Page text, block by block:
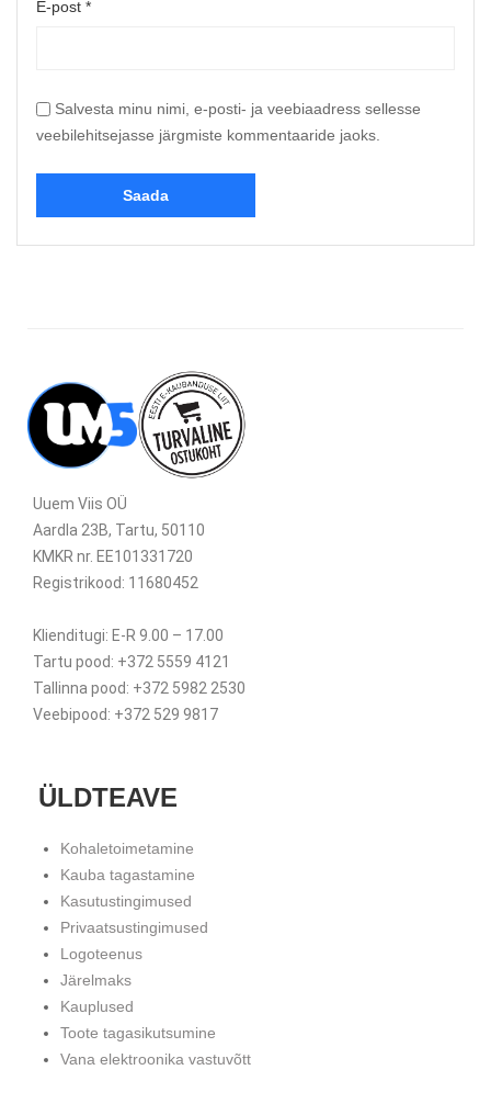
E-post *
Salvesta minu nimi, e-posti- ja veebiaadress sellesse
veebilehitsejasse järgmiste kommentaaride jaoks.
Uuem Viis OÜ
Aardla 23B, Tartu, 50110
KMKR nr. EE101331720
Registrikood: 11680452
Klienditugi: E-R 9.00 – 17.00
Tartu pood: +372 5559 4121
Tallinna pood: +372 5982 2530
Veebipood: +372 529 9817
ÜLDTEAVE
Kohaletoimetamine
Kauba tagastamine
Kasutustingimused
Privaatsustingimused
Logoteenus
Järelmaks
Kauplused
Toote tagasikutsumine
Vana elektroonika vastuvõtt